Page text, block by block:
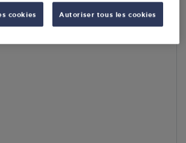
Accès
cookies Autoriser tous les cookies